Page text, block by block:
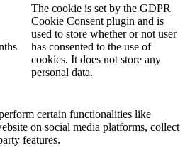
The cookie is set by the GDPR
Cookie Consent plugin and is
used to store whether or not user
has consented to the use of
cookies. It does not store any
personal data.
certain functionalities like
on social media platforms, collect
features.